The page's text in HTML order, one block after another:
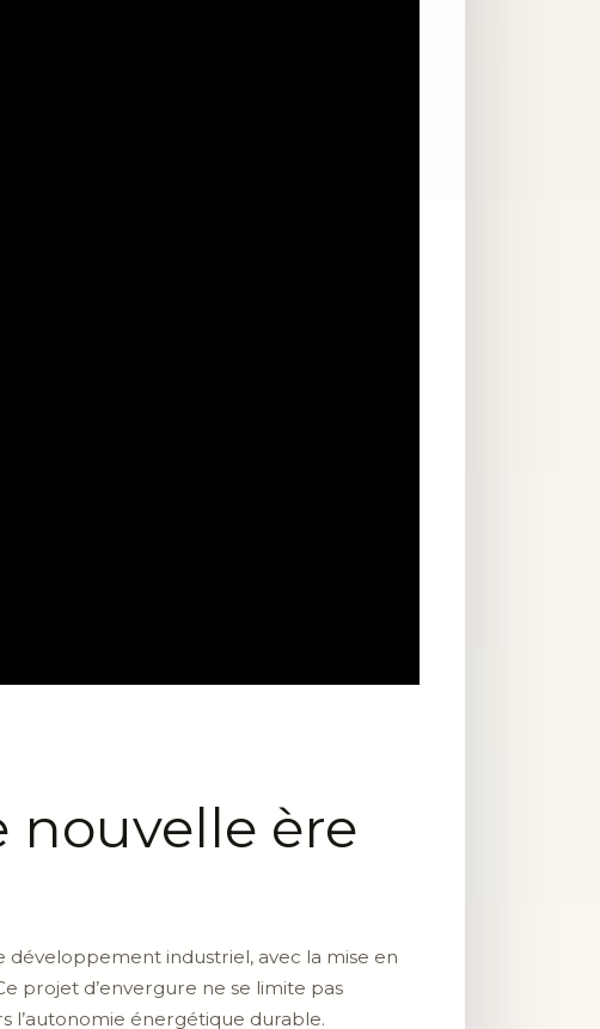
nouvelle ère
développement industriel, avec la mise en
projet d’envergure ne se limite pas
l’autonomie énergétique durable.